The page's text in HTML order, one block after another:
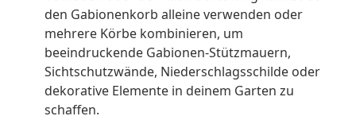
den Gabionenkorb alleine verwenden oder
mehrere Körbe kombinieren, um
beeindruckende Gabionen-Stützmauern,
Sichtschutzwände, Niederschlagsschilde oder
dekorative Elemente in deinem Garten zu
schaffen.